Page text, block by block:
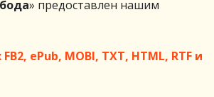
» предоставлен нашим
ePub, MOBI, TXT, HTML, RTF и